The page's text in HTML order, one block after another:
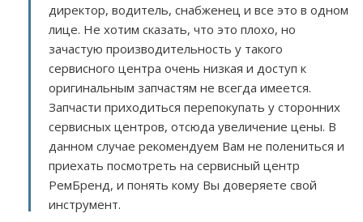
директор, водитель, снабженец и все это в одном
лице. Не хотим сказать, что это плохо, но
зачастую производительность у такого
сервисного центра очень низкая и доступ к
оригинальным запчастям не всегда имеется.
Запчасти приходиться перепокупать у сторонних
сервисных центров, отсюда увеличение цены. В
данном случае рекомендуем Вам не полениться и
приехать посмотреть на сервисный центр
РемБренд, и понять кому Вы доверяете свой
инструмент.